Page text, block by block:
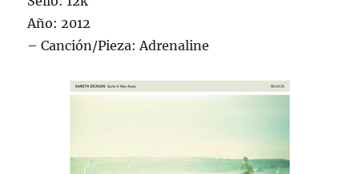
Año: 2012
– Canción/Pieza: Adrenaline